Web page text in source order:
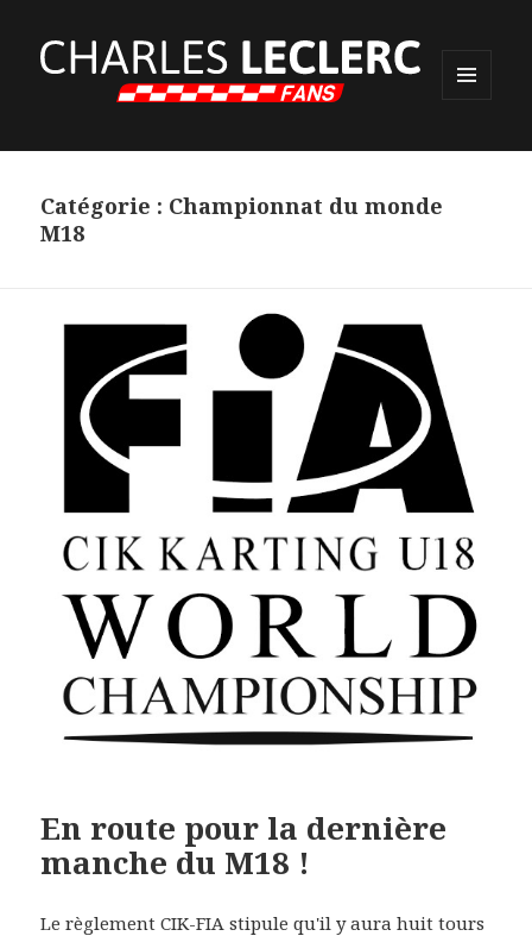
WIDGETS
Catégorie : Championnat du monde
M18
En route pour la dernière
manche du M18 !
Le règlement CIK-FIA stipule qu'il y aura huit tours